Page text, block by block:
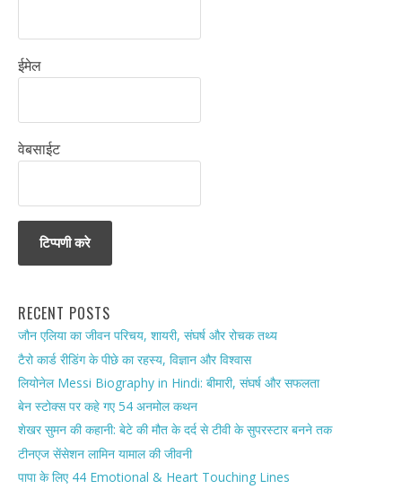
ईमेल
वेबसाईट
RECENT POSTS
जौन एलिया का जीवन परिचय, शायरी, संघर्ष और रोचक तथ्य
टैरो कार्ड रीडिंग के पीछे का रहस्य, विज्ञान और विश्वास
लियोनेल Messi Biography in Hindi: बीमारी, संघर्ष और सफलता
बेन स्टोक्स पर कहे गए 54 अनमोल कथन
शेखर सुमन की कहानी: बेटे की मौत के दर्द से टीवी के सुपरस्टार बनने तक
टीनएज सेंसेशन लामिन यामाल की जीवनी
पापा के लिए 44 Emotional & Heart Touching Lines